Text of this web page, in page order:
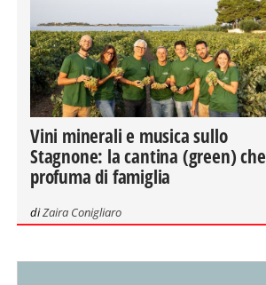
Vini minerali e musica sullo
Stagnone: la cantina (green) che
profuma di famiglia
diZaira Conigliaro